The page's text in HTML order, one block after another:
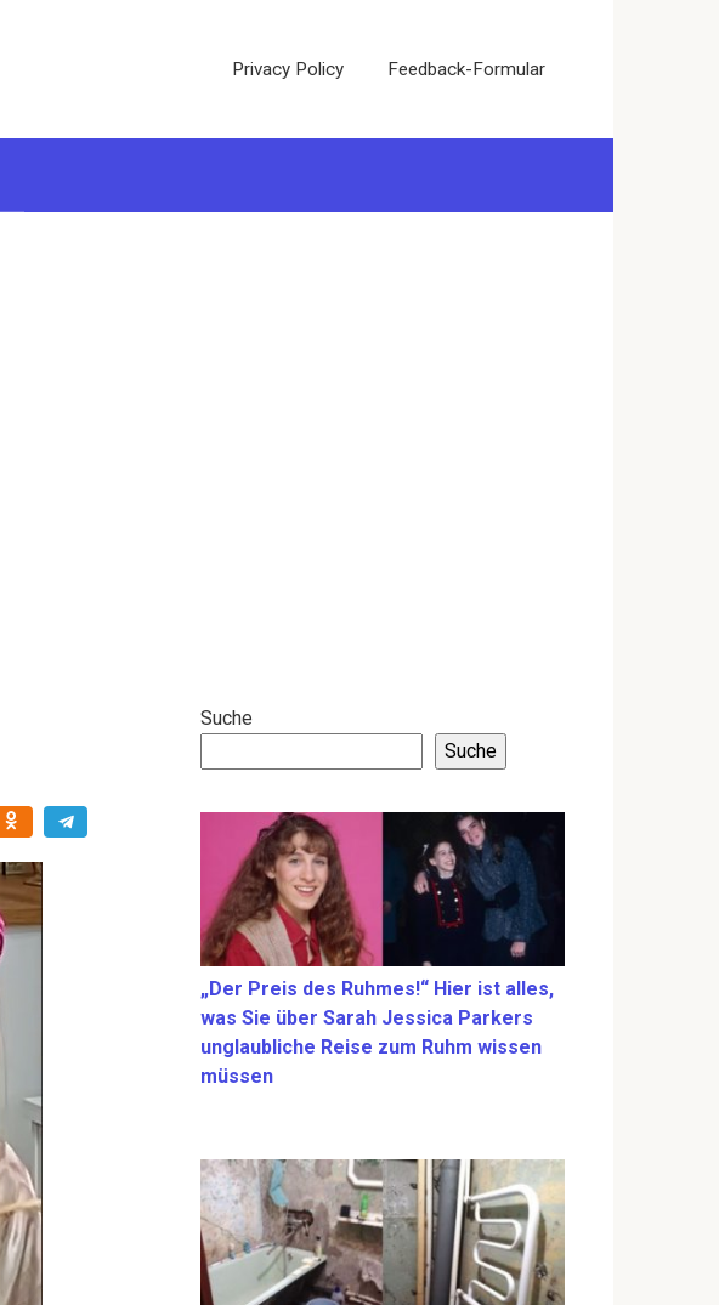
Privacy Policy Feedback-Formular
Suche
Suche
„Der Preis des Ruhmes!“ Hier ist alles,
was Sie über Sarah Jessica Parkers
unglaubliche Reise zum Ruhm wissen
müssen